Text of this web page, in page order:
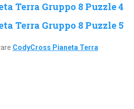
Terra Gruppo 8 Puzzle 4
Terra Gruppo 8 Puzzle 5
CodyCross Pianeta Terra